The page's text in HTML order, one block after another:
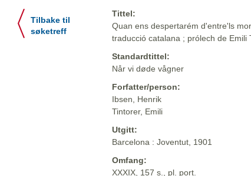
Tilbake til
søketreff
Tittel:
Quan ens despertarém d'entre'ls
traducció catalana ; prólech de Emili
Standardtittel:
Når vi døde vågner
Forfatter/person:
Ibsen, Henrik
Tintorer, Emili
Utgitt:
Barcelona : Joventut, 1901
Omfang:
XXXIX, 157 s., pl. port.